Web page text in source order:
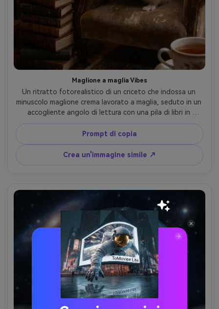
Maglione a maglia Vibes
Un ritratto fotorealistico di un criceto che indossa un
minuscolo maglione crema lavorato a maglia, seduto in un
accogliente angolo di lettura con una pila di libri in
miniatura e calde luci da fata, bagliore della lampada in
ambra, ombre morbide, scattato su Canon EOS R6 85mm
f/1.4, profondità di campo bassa, accogliente umore
autunnale, struttura realistica del tessuto e dettaglio
della pelliccia- -ar 4:5
Prompt di copia
Crea un'immagine simile ↗